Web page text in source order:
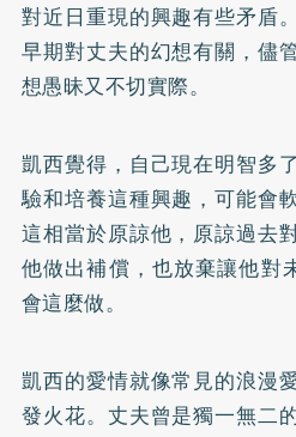
對近日重現的興趣有些矛盾
早期對丈夫的幻想有關，儘
想愚昧又不切實際。
凱西覺得，自己現在明智多
驗和培養這種興趣，可能會
這相當於原諒他，原諒過去
他做出補償，也放棄讓他
會這麼做。
凱西的愛情就像常見的浪漫
發火花。丈夫曾是獨一無二